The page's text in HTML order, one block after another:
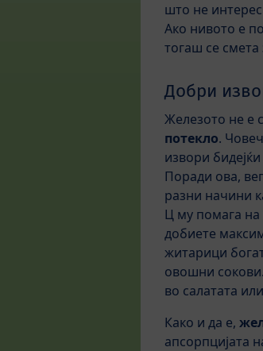
што не
Ако нивото е
тогаш се
Добри
Железото не е
потекло.
извори
Поради ова,
разни начини
Ц му помага
добиете
житарици
овошни
во салатата
Како и да е,
апсорпцијата